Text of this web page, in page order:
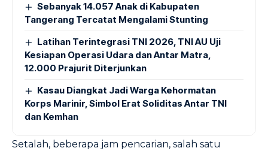
Sebanyak 14.057 Anak di Kabupaten
Tangerang Tercatat Mengalami Stunting
Latihan Terintegrasi TNI 2026, TNI AU Uji
Kesiapan Operasi Udara dan Antar Matra,
12.000 Prajurit Diterjunkan
Kasau Diangkat Jadi Warga Kehormatan
Korps Marinir, Simbol Erat Soliditas Antar TNI
dan Kemhan
Setalah, beberapa jam pencarian, salah satu